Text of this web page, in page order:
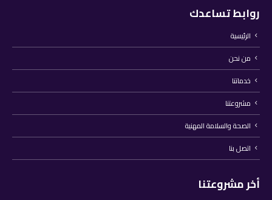
روابط تساعدك
الرئيسية
من نحن
خدماتنا
مشروعتنا
الصحة والسلامة المهنية
اتصل بنا
أخر مشروعتنا